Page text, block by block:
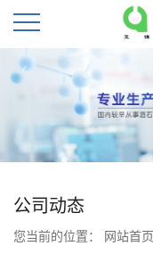
公
首
页
公
公司动态
您当前的位置： 网站首页